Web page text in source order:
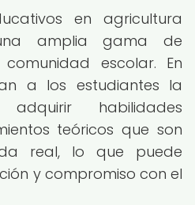
en agricultura
amplia gama de
escolar. En
a los estudiantes la
habilidades
teóricos que son
real, lo que puede
y compromiso con el